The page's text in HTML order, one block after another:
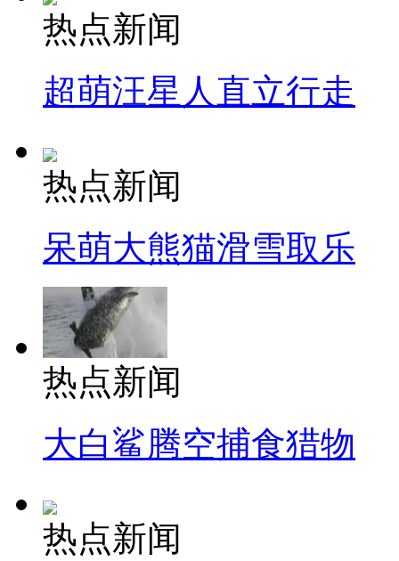
热点新闻
超萌汪星人直立行走
热点新闻
呆萌大熊猫滑雪取乐
热点新闻
大白鲨腾空捕食猎物
热点新闻